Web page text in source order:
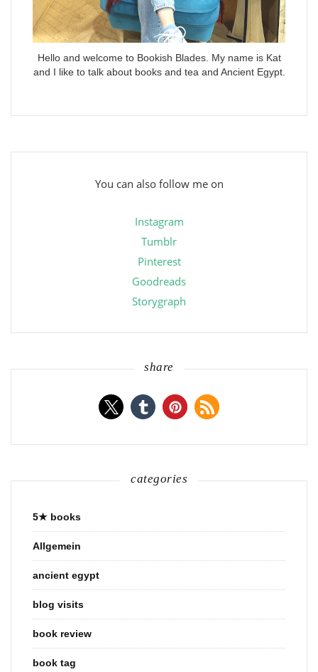
Hello and welcome to Bookish Blades. My name is Kat
and I like to talk about books and tea and Ancient Egypt.
You can also follow me on
Instagram
Tumblr
Pinterest
Goodreads
Storygraph
share
categories
5★ books
Allgemein
ancient egypt
blog visits
book review
book tag